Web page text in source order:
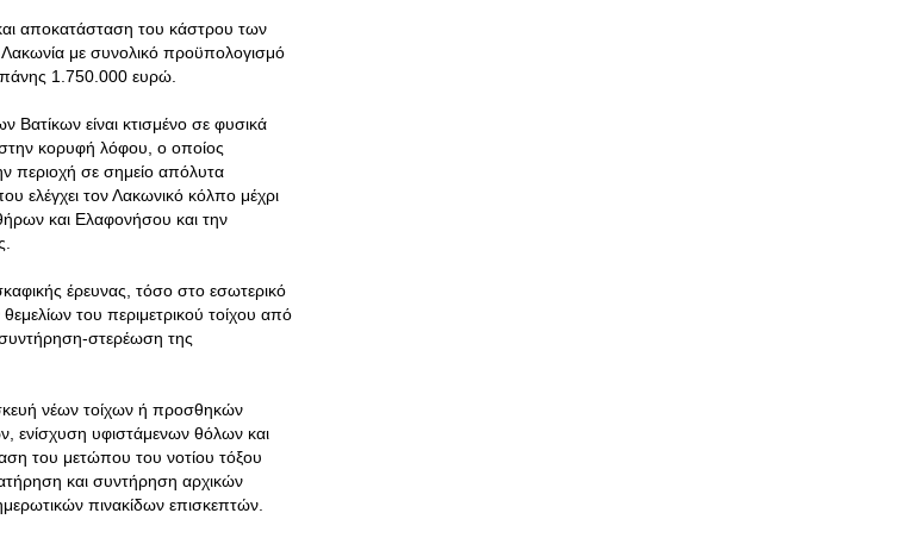
αποκατάσταση του κάστρου των
με συνολικό προϋπολογισμό
1.750.000 ευρώ.
Βατίκων είναι κτισμένο σε φυσικά
κορυφή λόφου, ο οποίος
περιοχή σε σημείο απόλυτα
ελέγχει τον Λακωνικό κόλπο μέχρι
και Ελαφονήσου και την
έρευνας, τόσο στο εσωτερικό
του περιμετρικού τοίχου από
στερέωση της
νέων τοίχων ή προσθηκών
ενίσχυση υφιστάμενων θόλων και
του μετώπου του νοτίου τόξου
και συντήρηση αρχικών
πινακίδων επισκεπτών.